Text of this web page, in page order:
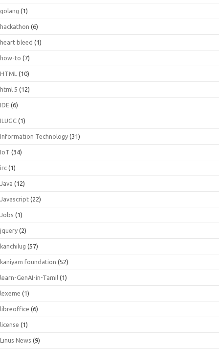
golang (1)
hackathon (6)
heart bleed (1)
how-to (7)
HTML (10)
html 5 (12)
IDE (6)
ILUGC (1)
Information Technology (31)
IoT (34)
irc (1)
Java (12)
Javascript (22)
Jobs (1)
jquery (2)
kanchilug (57)
kaniyam foundation (52)
learn-GenAI-in-Tamil (1)
lexeme (1)
libreoffice (6)
license (1)
Linus News (9)